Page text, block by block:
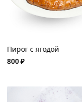
Пирог с ягодой
800₽